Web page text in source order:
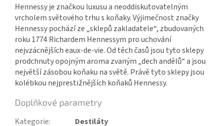
Hennessy je značkou luxusu a neoddiskutovatelným
vrcholem světového trhu s koňaky. Výjimečnost značky
Hennessy pochází ze „sklepů zakladatele“, zbudovaných
roku 1774 Richardem Hennessym pro uchování
nejvzácnějších eaux-de-vie. Od těch časů jsou tyto sklepy
prodchnuty opojným aroma zvaným „dech andělů“ a jsou
největší zásobou koňaku na světě. Právě tyto sklepy jsou
kolébkou nejprestižnějších koňaků Hennessy.
Doplňkové parametry
Kategorie:
Destiláty